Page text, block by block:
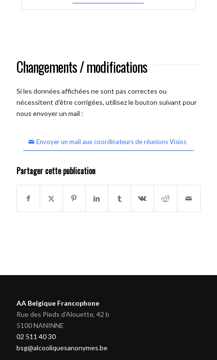
Changements / modifications
Si les données affichées ne sont pas correctes ou
nécessitent d'être corrigées, utilisez le bouton suivant pour
nous envoyer un mail :
Envoyer un mail aux coordinateurs de réunions Visios
Partager cette publication
AA Belgique Francophone
Rue des Pieds d'Alouette, 42 b
5100 NANINNE
02 511 40 30
bsg@alcooliquesanonymes.be